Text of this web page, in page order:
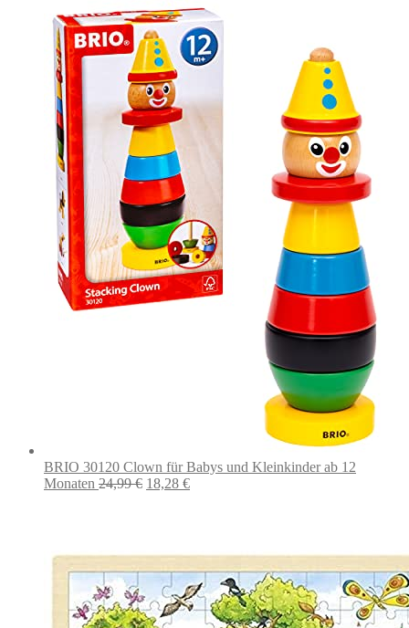
BRIO 30120 Clown für Babys und Kleinkinder ab 12
Monaten 24,99€ Ursprünglicher
18,28 €Aktueller